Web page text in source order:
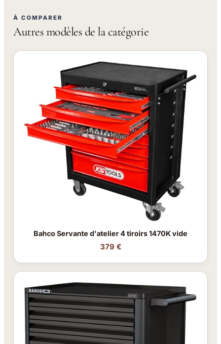
À COMPARER
Autres modèles de la catégorie
Bahco Servante d'atelier 4 tiroirs 1470K vide
379 €